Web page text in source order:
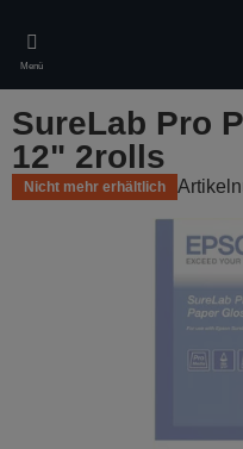
main
content
Menü
SureLab Pro
12" 2rolls
Nicht mehr erhältlich